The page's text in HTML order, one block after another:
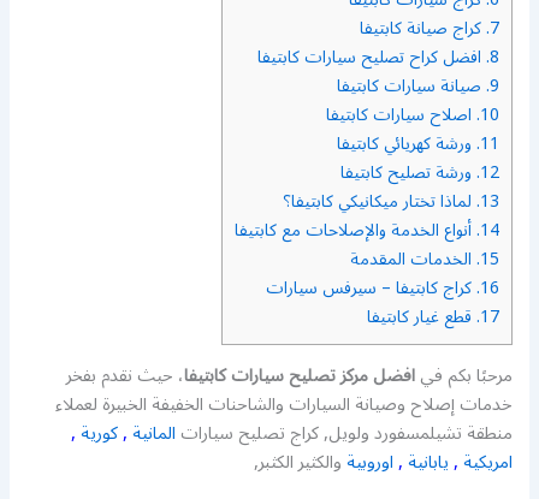
7. كراج صيانة كابتيفا
8. افضل كراح تصليح سيارات كابتيفا
9. صيانة سيارات كابتيفا
10. اصلاح سيارات كابتيفا
11. ورشة كهريائي كابتيفا
12. ورشة تصليح كابتيفا
13. لماذا تختار ميكانيكي كابتيفا؟
14. أنواع الخدمة والإصلاحات مع كابتيفا
15. الخدمات المقدمة
16. كراج كابتيفا – سيرفس سيارات
17. قطع غيار كابتيفا
مرحبًا بكم فيافضل مركز تصليح سيارات كابتيفا، حيث نقدم بفخر
خدمات إصلاح وصيانة السيارات والشاحنات الخفيفة الخبيرة لعملاء
منطقة تشيلمسفورد ولويل, كراج تصليح سياراتالمانية,كورية,
امريكية,يابانية,اوروبيةوالكثير الكثبر,